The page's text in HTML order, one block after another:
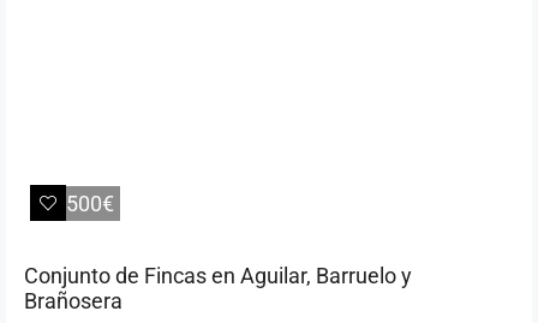
26.500€
Conjunto de Fincas en Aguilar, Barruelo y
Brañosera